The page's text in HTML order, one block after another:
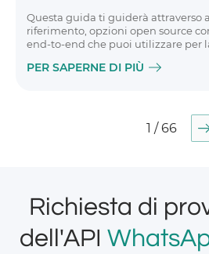
Questa guida ti guiderà attraverso
riferimento, opzioni open source
end-to-end che puoi utilizzare per
PER SAPERNE DI PIÙ
1 / 66
Richiesta di
dell'API